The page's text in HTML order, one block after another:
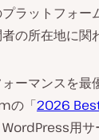
ラットフォー
の所在地に関
ーマンスを
の「2026
用サ